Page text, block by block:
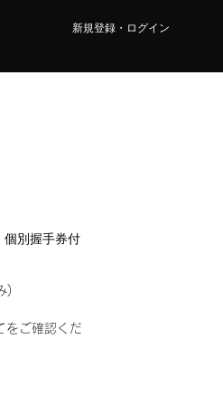
新規登録・ログイン
個別握手券付
)
をご確認くだ